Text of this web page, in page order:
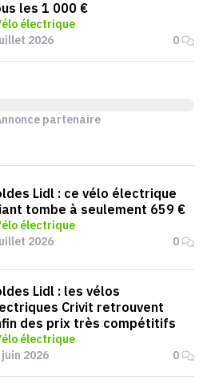
les 1 000 €
électrique
2026
0
partenaire
Lidl : ce vélo électrique
tombe à seulement 659 €
électrique
2026
0
Lidl : les vélos
Crivit retrouvent
des prix très compétitifs
électrique
juin 2026
0